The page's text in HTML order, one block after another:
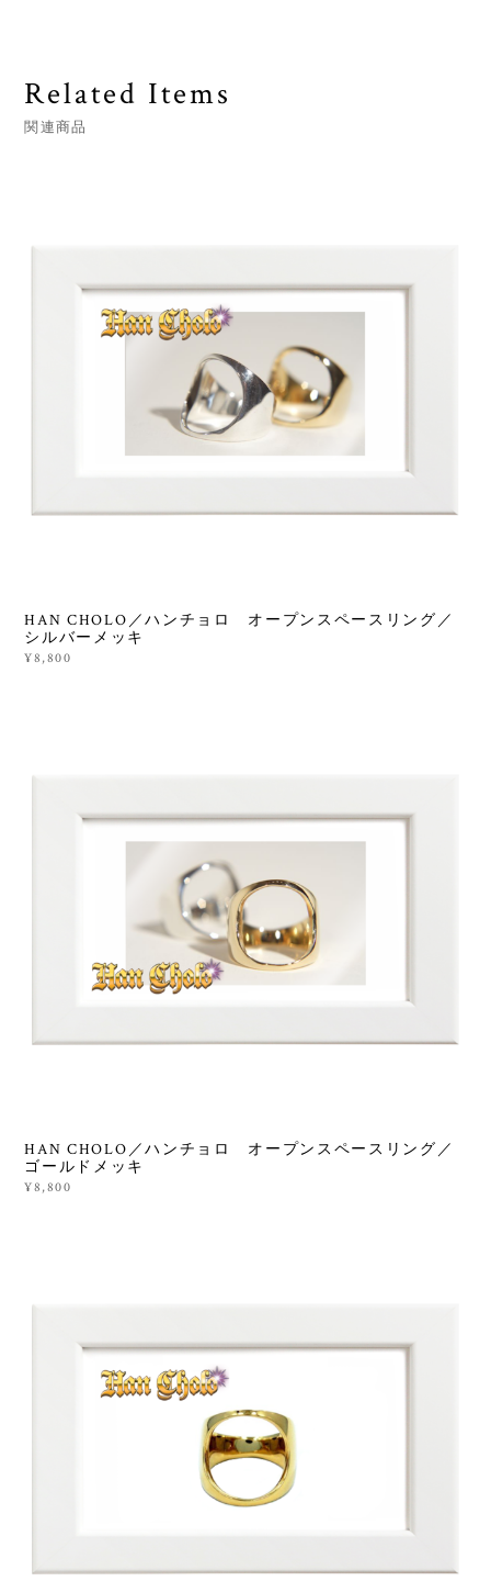
Related Items
関連商品
HAN CHOLO／ハンチョロ オープンスペースリング／
シルバーメッキ
¥8,800
HAN CHOLO／ハンチョロ オープンスペースリング／
ゴールドメッキ
¥8,800